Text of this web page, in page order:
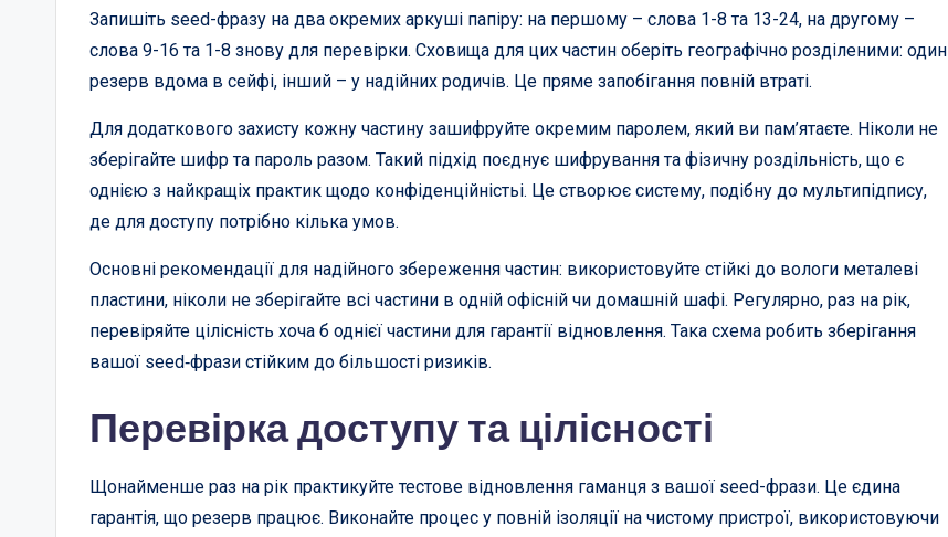
Запишіть seed-фразу на два окремих аркуші папіру: на першому – слова 1-8 та 13-24, на другому –
слова 9-16 та 1-8 знову для перевірки. Сховища для цих частин оберіть географічно розділеними: один
резерв вдома в сейфі, інший – у надійних родичів. Це пряме запобігання повній втраті.
Для додаткового захисту кожну частину зашифруйте окремим паролем, який ви пам’ятаєте. Ніколи не
зберігайте шифр та пароль разом. Такий підхід поєднує шифрування та фізичну роздільність, що є
однією з найкращіх практик щодо конфіденційністьі. Це створює систему, подібну до мультипідпису,
де для доступу потрібно кілька умов.
Основні рекомендації для надійного збереження частин: використовуйте стійкі до вологи металеві
пластини, ніколи не зберігайте всі частини в одній офісній чи домашній шафі. Регулярно, раз на рік,
перевіряйте цілісність хоча б однієї частини для гарантії відновлення. Така схема робить зберігання
вашої seed‑фрази стійким до більшості ризиків.
Перевірка доступу та цілісності
Щонайменше раз на рік практикуйте тестове відновлення гаманця з вашої seed-фрази. Це єдина
гарантія, що резерв працює. Виконайте процес у повній ізоляції на чистому пристрої, використовуючи